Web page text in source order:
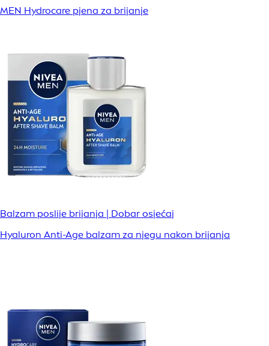
MEN Hydrocare pjena za brijanje
Balzam poslije brijanja | Dobar osjećaj
Hyaluron Anti-Age balzam za njegu nakon brijanja